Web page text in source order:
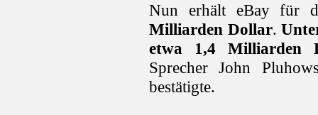
Nun erhält eBay für
Milliarden Dollar.
etwa 1,4 Milliarden
Sprecher John
bestätigte.